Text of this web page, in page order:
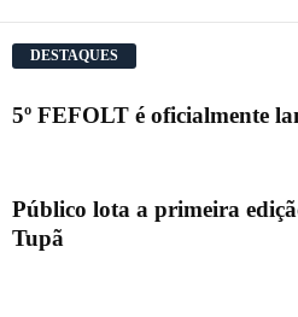
DESTAQUES
5º FEFOLT é oficialmente
Público lota a primeira
Tupã